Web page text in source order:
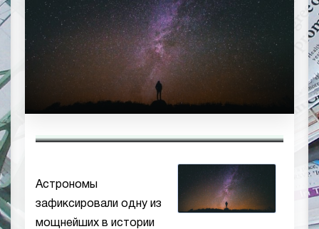
Астрономы
зафиксировали одну из
мощнейших в истории